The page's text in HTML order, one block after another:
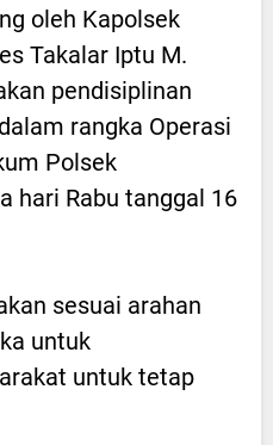
oleh Kapolsek
Takalar Iptu M.
pendisiplinan
rangka Operasi
Polsek
hari Rabu tanggal 16
sesuai arahan
untuk
untuk tetap